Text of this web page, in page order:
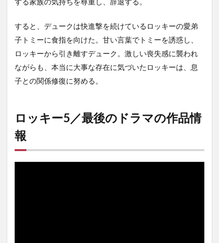
すると、デュークは快進撃を続けているロッキーの愛弟
子トミーに食指を向けた。甘い言葉でトミーを誘惑し、
ロッキーから引き離すデューク。激しい喪失感に襲われ
ながらも、本当に大事な存在に気づいたロッキーは、息
子との関係修復に努める。
ロッキー5／最後のドラマの作品情
報